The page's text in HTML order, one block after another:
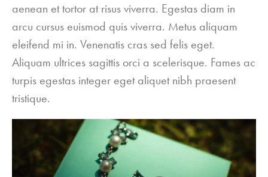
aenean et tortor at risus viverra. Egestas diam in
arcu cursus euismod quis viverra. Metus aliquam
eleifend mi in. Venenatis cras sed felis eget.
Aliquam ultrices sagittis orci a scelerisque. Fames ac
turpis egestas integer eget aliquet nibh praesent
tristique.